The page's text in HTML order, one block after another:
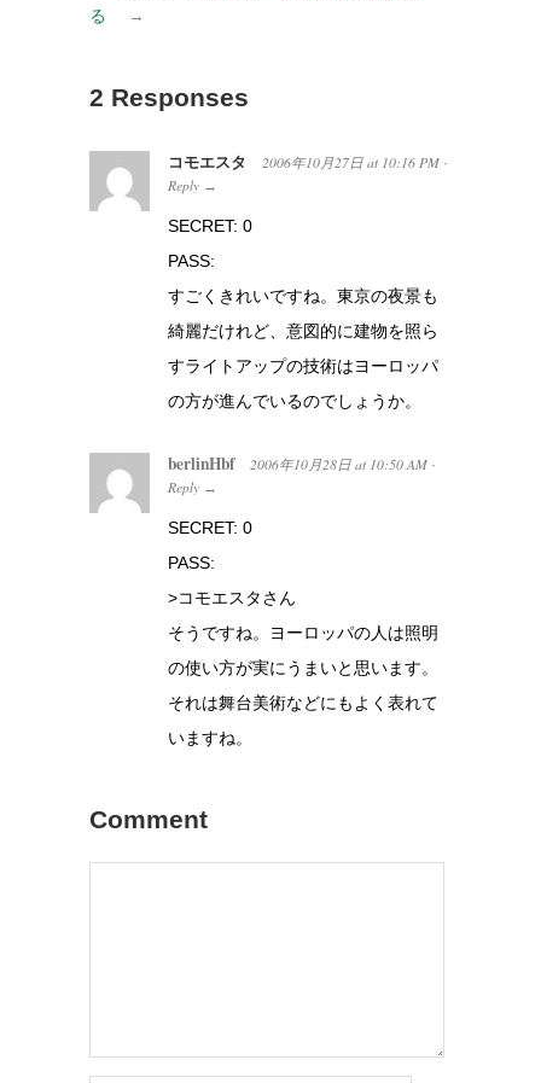
る
→
2 Responses
コモエスタ 2006年10月27日 at 10:16 PM ·
Reply →
SECRET: 0
PASS:
すごくきれいですね。東京の夜景も
綺麗だけれど、意図的に建物を照ら
すライトアップの技術はヨーロッパ
の方が進んでいるのでしょうか。
berlinHbf 2006年10月28日 at 10:50 AM ·
Reply →
SECRET: 0
PASS:
>コモエスタさん
そうですね。ヨーロッパの人は照明
の使い方が実にうまいと思います。
それは舞台美術などにもよく表れて
いますね。
Comment